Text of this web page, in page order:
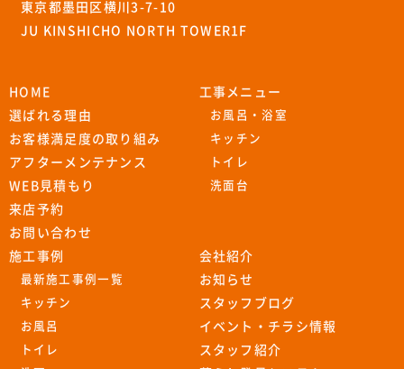
東京都墨田区横川3-7-10
JU KINSHICHO NORTH TOWER1F
HOME
選ばれる理由
お客様満足度の取り組み
アフターメンテナンス
WEB見積もり
来店予約
お問い合わせ
工事メニュー
お風呂・浴室
キッチン
トイレ
洗面台
施工事例
最新施工事例一覧
キッチン
お風呂
トイレ
会社紹介
お知らせ
スタッフブログ
イベント・チラシ情報
スタッフ紹介